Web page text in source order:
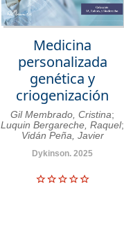
Medicina
personalizada
genética y
criogenización
Gil Membrado, Cristina;
Luquin Bergareche, Raquel;
Vidán Peña, Javier
Dykinson. 2025